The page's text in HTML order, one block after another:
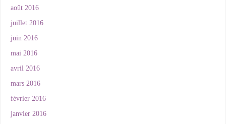
août 2016
juillet 2016
juin 2016
mai 2016
avril 2016
mars 2016
février 2016
janvier 2016